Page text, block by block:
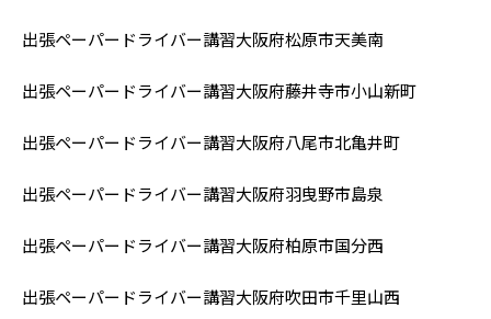
出張ペーパードライバー講習大阪府松原市天美南
出張ペーパードライバー講習大阪府藤井寺市小山新町
出張ペーパードライバー講習大阪府八尾市北亀井町
出張ペーパードライバー講習大阪府羽曳野市島泉
出張ペーパードライバー講習大阪府柏原市国分西
出張ペーパードライバー講習大阪府吹田市千里山西